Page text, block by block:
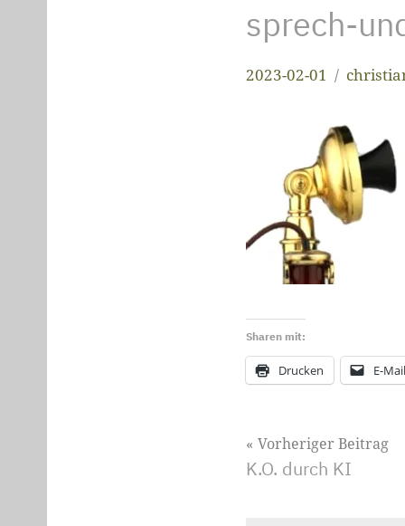
sprech-
2023-02-01
Sharen mit:
Drucken E-Mail
Vorheriger Beitrag
K.O. durch KI